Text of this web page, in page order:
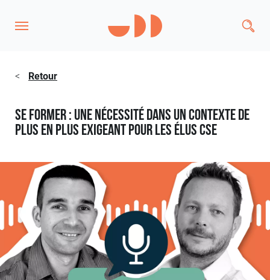
< Retour
Se former : une nécessité dans un contexte de
plus en plus exigeant pour les élus CSE